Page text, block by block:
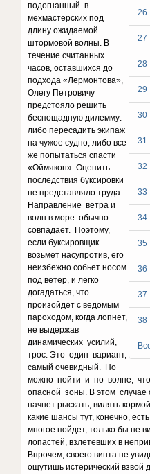
26
27
28
29
30
31
32
33
34
35
36
37
38
подогнанный в
мехмастерских под
длину ожидаемой
штормовой волны. В
течение считанных
часов, оставшихся до
подхода «Лермонтова»,
Олегу Петровичу
предстояло решить
беспощадную дилемму:
либо пересадить экипаж
на чужое судно, либо все
же попытаться спасти
«Оймякон». Оцепить
последствия буксировки
не представляло труда.
Направление ветра и
волн в море обычно
совпадает. Поэтому,
если буксировщик
возьмет насупротив, его
неизбежно собьет носом
под ветер, и легко
догадаться, что
произойдет с ведомым
пароходом, когда лопнет,
не выдержав
динамических усилий,
трос. Это один вариант,
самый очевидный. Но
можно пойти и по волне,
опасной зоны. В этом случае
начнет рыскать, вилять
какие шансы тут, конечно,
многое пойдет, только бы не
лопастей, взлетевших в
Впрочем, своего винта не
ощутишь истерический взвой